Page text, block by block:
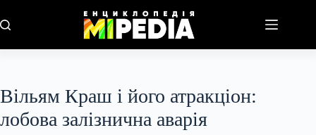
до
вмісту
Вільям Краш і його атракціон:
лобова залізнична аварія